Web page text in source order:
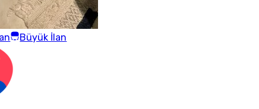
Büyük İlan